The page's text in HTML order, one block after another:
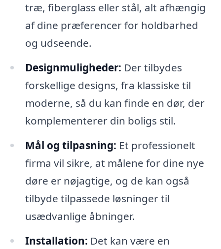
træ, fiberglass eller stål, alt afhængig
af dine præferencer for holdbarhed
og udseende.
Designmuligheder: Der tilbydes
forskellige designs, fra klassiske til
moderne, så du kan finde en dør, der
komplementerer din boligs stil.
Mål og tilpasning: Et professionelt
firma vil sikre, at målene for dine nye
døre er nøjagtige, og de kan også
tilbyde tilpassede løsninger til
usædvanlige åbninger.
Installation: Det kan være en